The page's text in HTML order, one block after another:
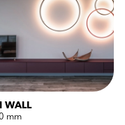
WALL
mm